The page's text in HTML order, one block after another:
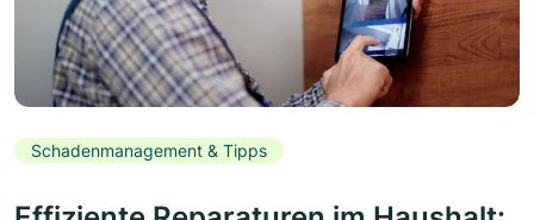
Schadenmanagement & Tipps